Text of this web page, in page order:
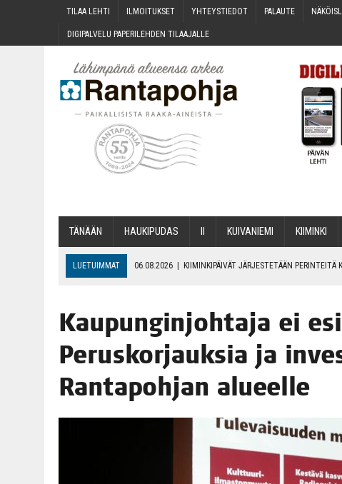
TILAA LEH­TI ILMOI­TUK­SET YHTEYS­TIE­DOT PALAU­TE
DIGI­PAL­VE­LU PAPE­RI­LEH­DEN TILAAJALLE
TÄNÄÄN HAU­KI­PU­DAS KUI­VA­NIE­MI KII­MIN­KI
LUETUIMMAT 06.08.2026 | KII­MIN­KI­PÄI­VÄT JÄR­JES­TE­TÄÄN PERIN­TEI­TÄ
06.08.2026 MAKA­RO­NI­LAA­TI­KOL­LA ARKEEN
06.08.2026 OPIN­TOI­HIN KAN­SA­LAIS­OPIS­TOS­SA VOI SAA­DA AVUSTUSTA
08.08.2026 | MENO­VINK­KE­JÄ LOP­PU­KE­SÄN TAPAHTUMIIN
Kau­pun­gin­joh­ta­ja ei
Perus­kor­jauk­sia ja
Ran­ta­poh­jan alueelle